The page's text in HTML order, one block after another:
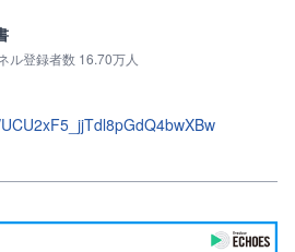
ル登録者数 16.70万人